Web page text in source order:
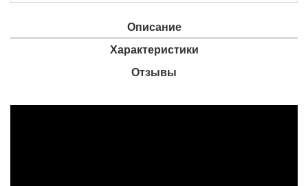
Описание
Характеристики
Отзывы